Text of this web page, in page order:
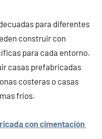
para diferentes
construir con
para cada entorno.
casas prefabricadas
costeras o casas
fríos.
con cimentación